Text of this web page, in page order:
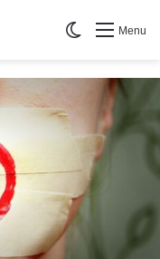
Menu
Switch skin